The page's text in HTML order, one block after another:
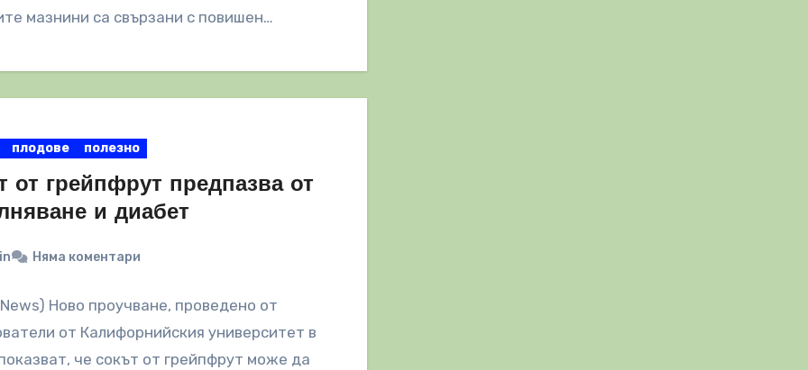
мазнини са свързани с повишен…
плодове полезно
от грейпфрут предпазва от
и диабет
Няма коментари
Ново проучване, проведено от
от Калифорнийския университет в
че сокът от грейпфрут може да